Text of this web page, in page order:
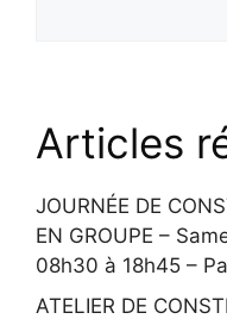
Articles
JOURNÉE DE
EN GROUPE –
08h30 à 18h45 –
ATELIER DE